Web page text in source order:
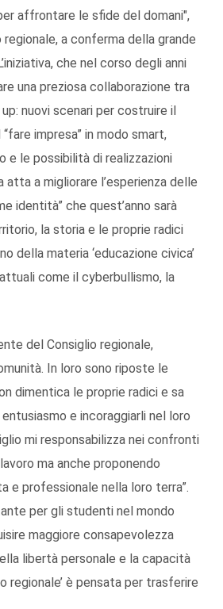
affrontare le sfide del domani",
a conferma della grande
che nel corso degli anni
una preziosa collaborazione tra
nuovi scenari per costruire il
impresa” in modo smart,
e le possibilità di realizzazioni
a migliorare l’esperienza delle
identità” che quest’anno sarà
la storia e le proprie radici
della materia ‘educazione civica’
come il cyberbullismo, la
del Consiglio regionale,
In loro sono riposte le
dimentica le proprie radici e sa
e incoraggiarli nel loro
mi responsabilizza nei confronti
ma anche proponendo
e professionale nella loro terra”.
per gli studenti nel mondo
maggiore consapevolezza
libertà personale e la capacità
regionale’ è pensata per trasferire